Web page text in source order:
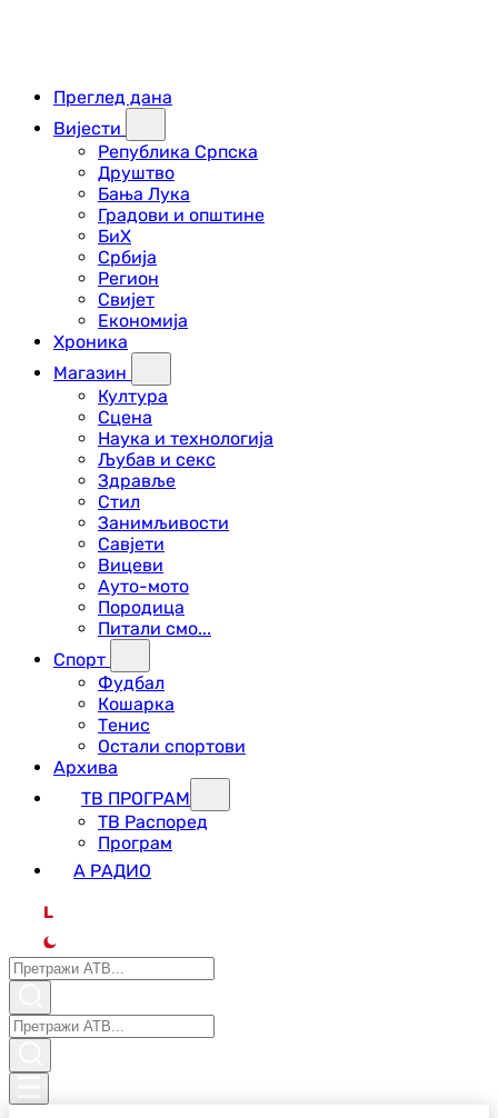
Преглед дана
Вијести
Република Српска
Друштво
Бања Лука
Градови и општине
БиХ
Србија
Регион
Свијет
Економија
Хроника
Магазин
Култура
Сцена
Наука и технологија
Љубав и секс
Здравље
Стил
Занимљивости
Савјети
Вицеви
Ауто-мото
Породица
Питали смо...
Спорт
Фудбал
Кошарка
Тенис
Остали спортови
Архива
ТВ ПРОГРАМ
ТВ Распоред
Програм
А РАДИО
L